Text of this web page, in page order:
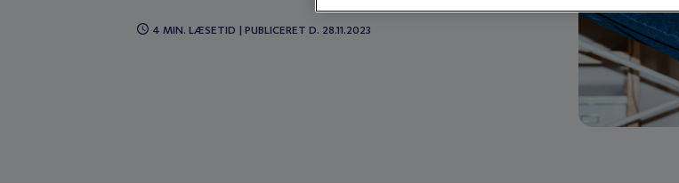
4 MIN. LÆSETID | PUBLICERET D. 28.11.2023